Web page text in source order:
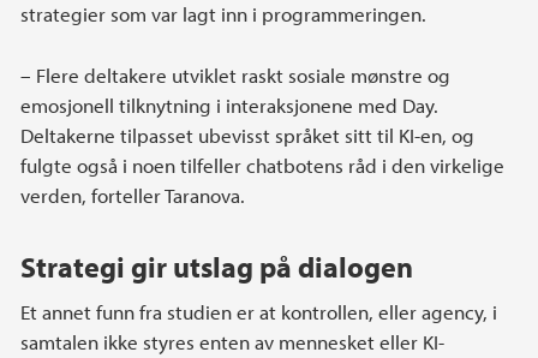
strategier som var lagt inn i programmeringen.
– Flere deltakere utviklet raskt sosiale mønstre og
emosjonell tilknytning i interaksjonene med Day.
Deltakerne tilpasset ubevisst språket sitt til KI-en, og
fulgte også i noen tilfeller chatbotens råd i den virkelige
verden, forteller Taranova.
Strategi gir utslag på dialogen
Et annet funn fra studien er at kontrollen, eller agency, i
samtalen ikke styres enten av mennesket eller KI-